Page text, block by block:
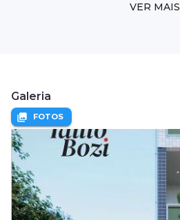
VER MAIS
Galeria
FOTOS